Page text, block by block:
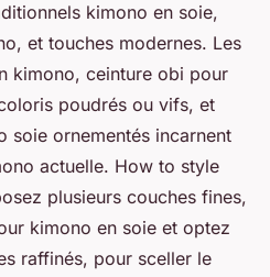
kimono en soie,
et touches modernes. Les
kimono, ceinture obi pour
poudrés ou vifs, et
soie ornementés incarnent
actuelle. How to style
plusieurs couches fines,
kimono en soie et optez
raffinés, pour sceller le